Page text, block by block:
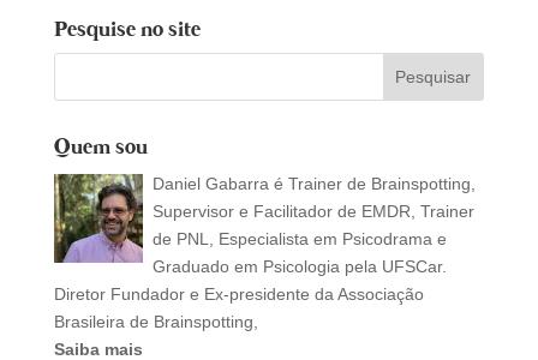
Pesquise no site
Quem sou
Daniel Gabarra é Trainer de Brainspotting,
Supervisor e Facilitador de EMDR, Trainer
de PNL, Especialista em Psicodrama e
Graduado em Psicologia pela UFSCar.
Diretor Fundador e Ex-presidente da Associação
Brasileira de Brainspotting,
Saiba mais